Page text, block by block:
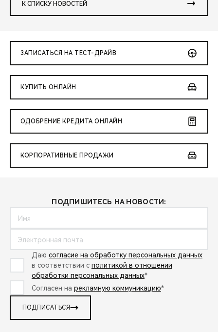
К СПИСКУ НОВОСТЕЙ
ЗАПИСАТЬСЯ НА ТЕСТ-ДРАЙВ
КУПИТЬ ОНЛАЙН
ОДОБРЕНИЕ КРЕДИТА ОНЛАЙН
КОРПОРАТИВНЫЕ ПРОДАЖИ
ПОДПИШИТЕСЬ НА НОВОСТИ:
Даю согласие на обработку персональных данных
в соответствии с политикой в отношении
обработки персональных данных*
Согласен на рекламную коммуникацию*
ПОДПИСАТЬСЯ